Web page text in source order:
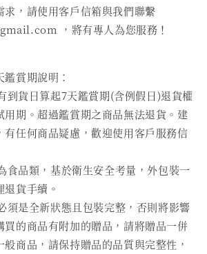
求，請使用客戶信箱與我們聯繫
，將有專人為您服務！
賞期說明：
到貨日算起7天鑑賞期(含例假日)退貨權
⽤期。超過鑑賞期之商品無法退貨。建
有任何商品疑慮，歡迎使用客戶服務信
食品類，基於衛生安全考量，外包裝一
貨手續。
須是全新狀態且包裝完整，否則將影響
買的商品有附加的贈品，請將贈品一併
商品，請保持贈品的品質與完整性，